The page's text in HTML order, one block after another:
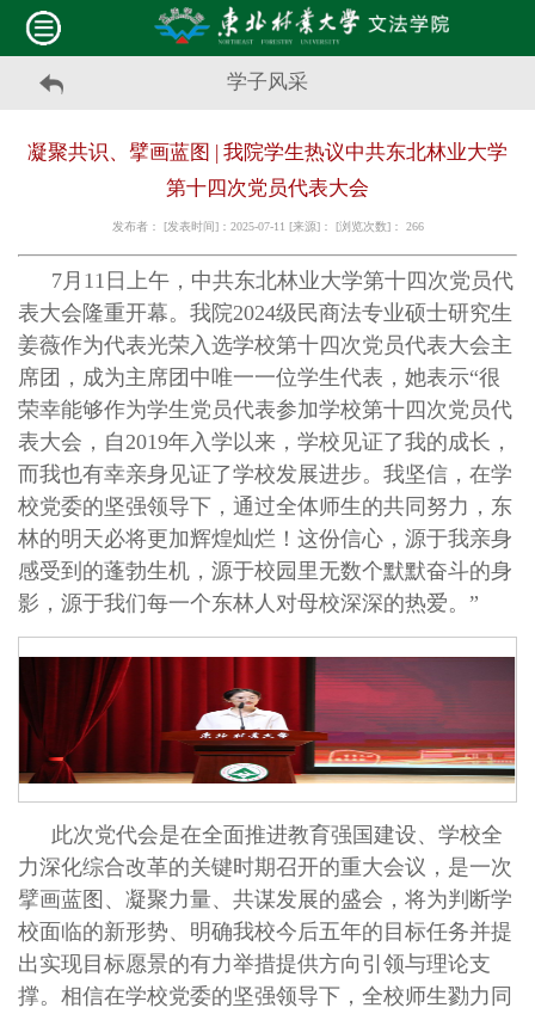
学子风采
凝聚共识、擘画蓝图 | 我院学生热议中共东北林业大学
第十四次党员代表大会
发布者： [发表时间]：2025-07-11 [来源]： [浏览次数]： 266
7月11日上午，中共东北林业大学第十四次党员代
表大会隆重开幕。我院2024级民商法专业硕士研究生
姜薇作为代表光荣入选学校第十四次党员代表大会主
席团，成为主席团中唯一一位学生代表，她表示“很
荣幸能够作为学生党员代表参加学校第十四次党员代
表大会，自2019年入学以来，学校见证了我的成长，
而我也有幸亲身见证了学校发展进步。我坚信，在学
校党委的坚强领导下，通过全体师生的共同努力，东
林的明天必将更加辉煌灿烂！这份信心，源于我亲身
感受到的蓬勃生机，源于校园里无数个默默奋斗的身
影，源于我们每一个东林人对母校深深的热爱。”
此次党代会是在全面推进教育强国建设、学校全
力深化综合改革的关键时期召开的重大会议，是一次
擘画蓝图、凝聚力量、共谋发展的盛会，将为判断学
校面临的新形势、明确我校今后五年的目标任务并提
出实现目标愿景的有力举措提供方向引领与理论支
撑。相信在学校党委的坚强领导下，全校师生勠力同